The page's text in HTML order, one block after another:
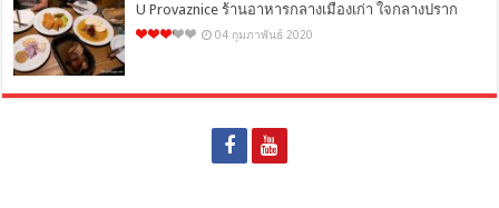
U Provaznice ร้านอาหารกลางเมืองเก่า ใจกลางปราก
04 กุมภาพันธ์ 2020